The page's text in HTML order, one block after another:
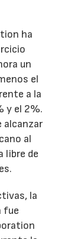
ha
un
el
a la
y el 2%.
alcanzar
al
libre de
la
fue